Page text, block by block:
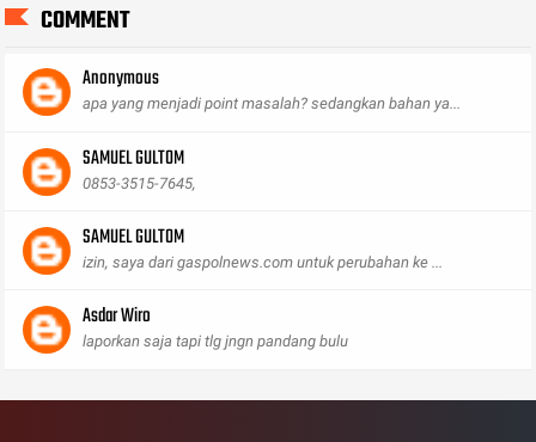
COMMENT
Anonymous
apa yang menjadi point masalah? sedangkan bahan ya...
SAMUEL GULTOM
0853-3515-7645,
SAMUEL GULTOM
izin, saya dari gaspolnews.com untuk perubahan ke ...
Asdar Wiro
laporkan saja tapi tlg jngn pandang bulu